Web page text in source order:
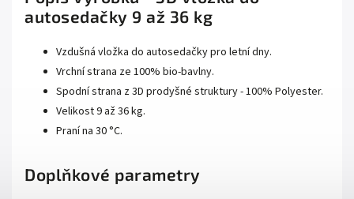
autosedačky 9 až 36 kg
Vzdušná vložka do autosedačky pro letní dny.
Vrchní strana ze 100% bio-bavlny.
Spodní strana z 3D prodyšné struktury - 100% Polyester.
Velikost 9 až 36 kg.
Praní na 30 °C.
Doplňkové parametry